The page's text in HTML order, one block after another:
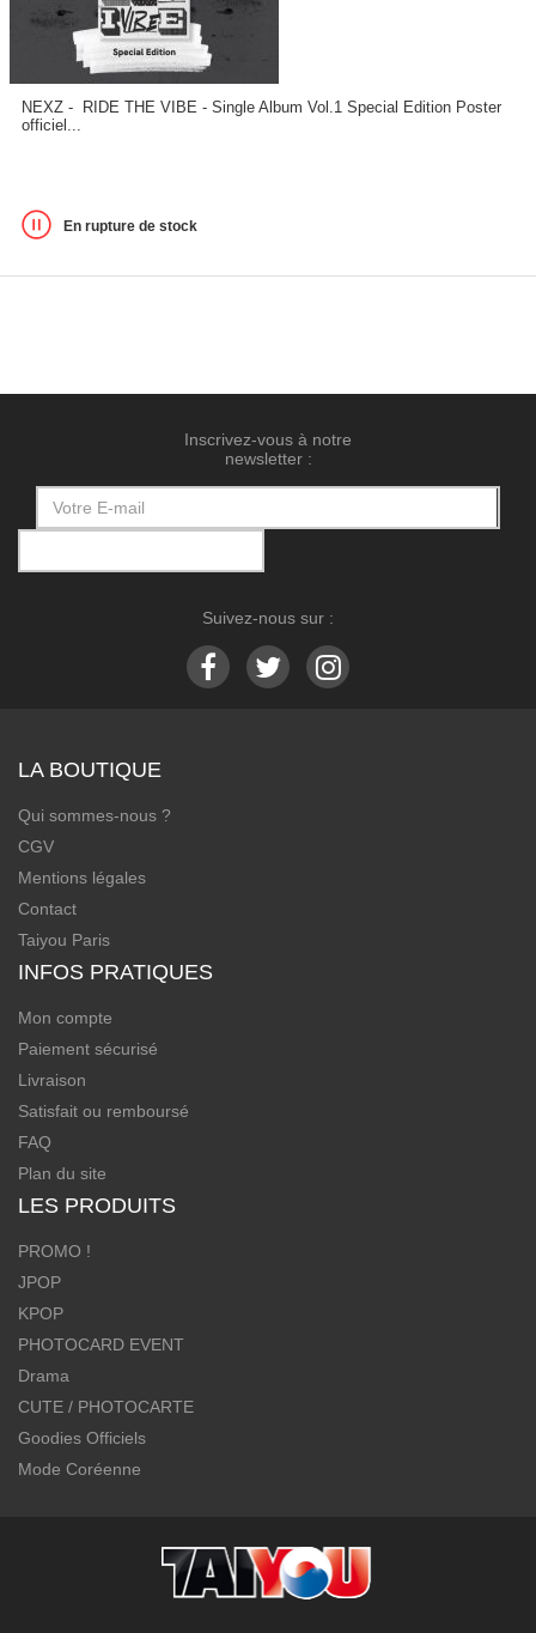
NEXZ - RIDE THE VIBE - Single Album Vol.1 Special Edition Poster
officiel...
En rupture de stock
Inscrivez-vous à notre
newsletter :
Suivez-nous sur :
LA BOUTIQUE
Qui sommes-nous ?
CGV
Mentions légales
Contact
Taiyou Paris
INFOS PRATIQUES
Mon compte
Paiement sécurisé
Livraison
Satisfait ou remboursé
FAQ
Plan du site
LES PRODUITS
PROMO !
JPOP
KPOP
PHOTOCARD EVENT
Drama
CUTE / PHOTOCARTE
Goodies Officiels
Mode Coréenne